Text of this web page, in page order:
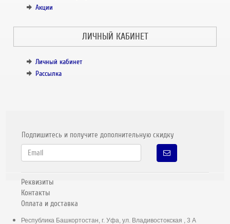
Акции
ЛИЧНЫЙ КАБИНЕТ
Личный кабинет
Рассылка
Подпишитесь и получите дополнительную скидку
Реквизиты
Контакты
Оплата и доставка
Республика Башкортостан, г. Уфа, ул. Владивостокская , 3 А